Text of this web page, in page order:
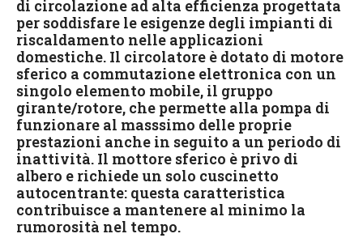
di circolazione ad alta efficienza progettata
per soddisfare le esigenze degli impianti di
riscaldamento nelle applicazioni
domestiche. Il circolatore è dotato di motore
sferico a commutazione elettronica con un
singolo elemento mobile, il gruppo
girante/rotore, che permette alla pompa di
funzionare al masssimo delle proprie
prestazioni anche in seguito a un periodo di
inattività. Il mottore sferico è privo di
albero e richiede un solo cuscinetto
autocentrante: questa caratteristica
contribuisce a mantenere al minimo la
rumorosità nel tempo.